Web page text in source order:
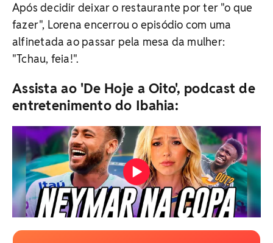
Após decidir deixar o restaurante por ter "o que
fazer", Lorena encerrou o episódio com uma
alfinetada ao passar pela mesa da mulher:
"Tchau, feia!".
Assista ao 'De Hoje a Oito', podcast de
entretenimento do Ibahia: